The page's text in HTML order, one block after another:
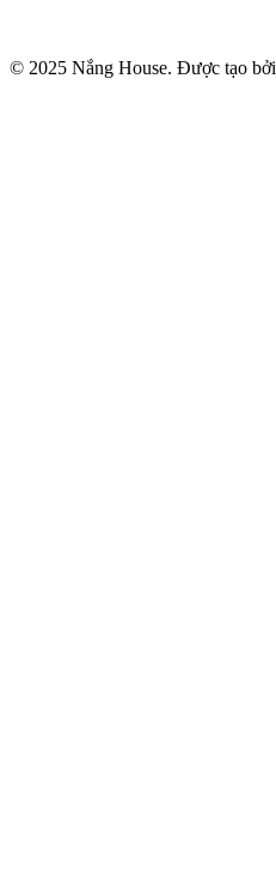
© 2025 Nắng House. Được tạo bởi